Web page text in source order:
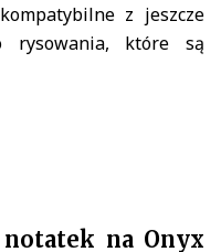
z jeszcze
rysowania, które są
na Onyx